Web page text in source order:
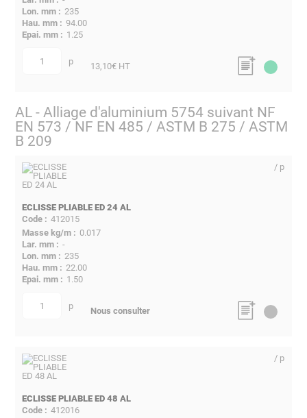
235
94.00
1.25
quantité p 13,10€ HT
AL - Alliage d'aluminium 5754 suivant NF
EN 573 / NF EN 485 / ASTM B 275 / ASTM
B 209
ECLISSE PLIABLE ED 24 AL
412015
0.017
-
235
22.00
1.50
quantité p
/ p
Nous consulter
ECLISSE PLIABLE ED 48 AL
412016
/ p